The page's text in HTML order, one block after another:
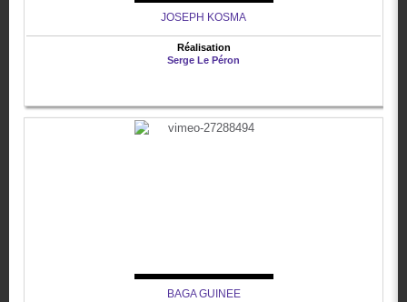
JOSEPH KOSMA
Réalisation
Serge Le Péron
BAGA GUINEE